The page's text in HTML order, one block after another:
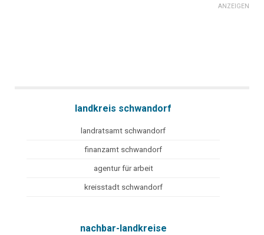
ANZEIGEN
landkreis schwandorf
landratsamt schwandorf
finanzamt schwandorf
agentur für arbeit
kreisstadt schwandorf
nachbar-landkreise